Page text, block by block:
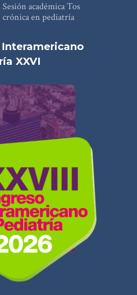
Sesión académica Tos
crónica en pediatría
XXVI